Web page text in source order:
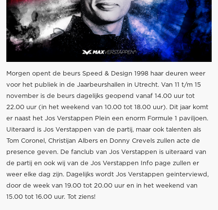
Morgen opent de beurs Speed & Design 1998 haar deuren weer
voor het publiek in de Jaarbeurshallen in Utrecht. Van 11 t/m 15
november is de beurs dagelijks geopend vanaf 14.00 uur tot
22.00 uur (in het weekend van 10.00 tot 18.00 uur). Dit jaar komt
er naast het Jos Verstappen Plein een enorm Formule 1 paviljoen.
Uiteraard is Jos Verstappen van de partij, maar ook talenten als
Tom Coronel, Christijan Albers en Donny Crevels zullen acte de
presence geven. De fanclub van Jos Verstappen is uiteraard van
de partij en ook wij van de Jos Verstappen Info page zullen er
weer elke dag zijn. Dagelijks wordt Jos Verstappen geinterviewd,
door de week van 19.00 tot 20.00 uur en in het weekend van
15.00 tot 16.00 uur. Tot ziens!